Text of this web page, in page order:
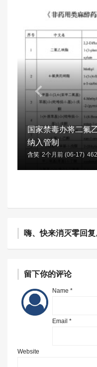
国家禁毒办将二氟
纳入管制
含笑 2个月前 (06-17)
嗨、快来消灭零回复
留下你的评论
Name *
Email *
Website